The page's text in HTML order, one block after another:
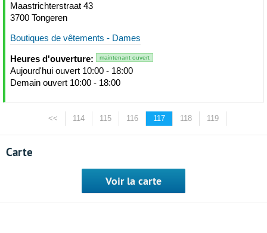
Maastrichterstraat 43
3700 Tongeren
Boutiques de vêtements - Dames
Heures d'ouverture: maintenant ouvert
Aujourd'hui ouvert 10:00 - 18:00
Demain ouvert 10:00 - 18:00
<< 114 115 116 117 118 119
Carte
Voir la carte